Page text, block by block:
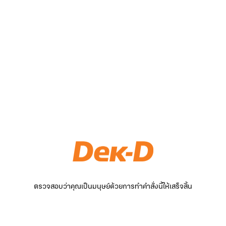
ตรวจสอบว่าคุณเป็นมนุษย์ด้วยการทำคำสั่งนี้ให้เสร็จสิ้น